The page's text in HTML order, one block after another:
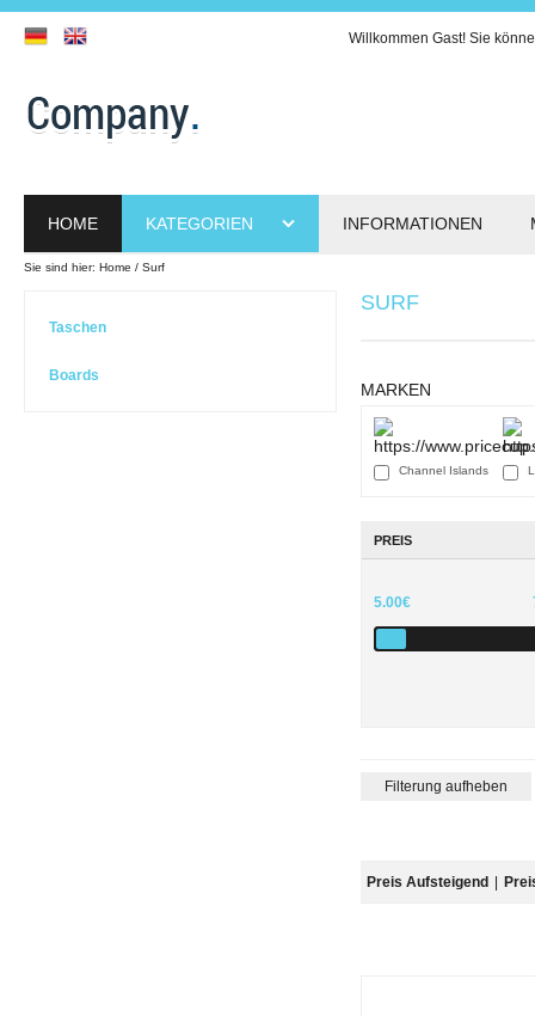
Willkommen Gast! Sie
HOME KATEGORIEN INFORMATIONEN
Sie sind hier: Home Surf
Taschen
Boards
SURF
MARKEN
Channel Islands
PREIS
5.00€
Filterung aufheben
Preis Aufsteigend